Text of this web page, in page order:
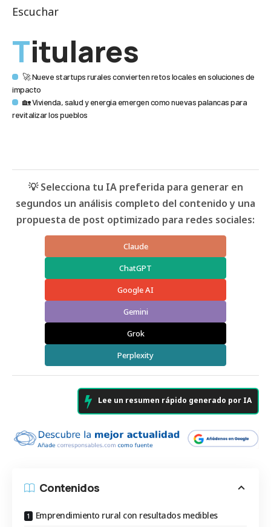
Escuchar
Titulares
🚀 Nueve startups rurales convierten retos locales en soluciones de
impacto
🏡 Vivienda, salud y energía emergen como nuevas palancas para
revitalizar los pueblos
💡 Selecciona tu IA preferida para generar en
segundos un análisis completo del contenido y una
propuesta de post optimizado para redes sociales:
Claude
ChatGPT
Google AI
Gemini
Grok
Perplexity
Lee un resumen rápido generado por IA
Contenidos
Emprendimiento rural con resultados medibles